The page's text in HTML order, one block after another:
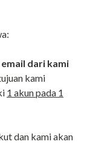
dari kami
kami
1 akun pada 1
dan kami akan